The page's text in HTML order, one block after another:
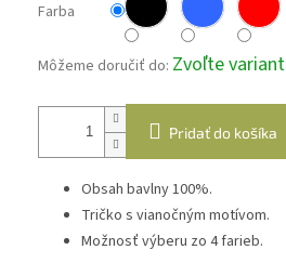
Farba
Môžeme doručiť do: Zvoľte variant
Pridať do košíka
Obsah bavlny 100%.
Tričko s vianočným motívom.
Možnosť výberu zo 4 farieb.